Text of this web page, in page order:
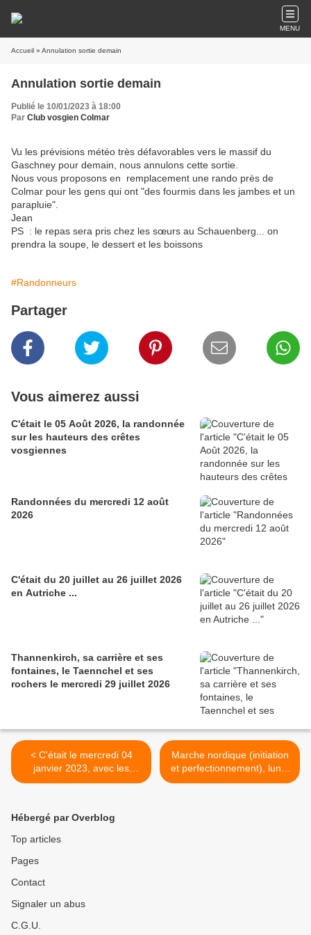
MENU
Accueil » Annulation sortie demain
Annulation sortie demain
Publié le 10/01/2023 à 18:00
Par Club vosgien Colmar
Vu les prévisions météo très défavorables vers le massif du
Gaschney pour demain, nous annulons cette sortie.
Nous vous proposons en remplacement une rando près de
Colmar pour les gens qui ont "des fourmis dans les jambes et un
parapluie".
Jean
PS : le repas sera pris chez les sœurs au Schauenberg... on
prendra la soupe, le dessert et les boissons
#Randonneurs
Partager
Vous aimerez aussi
C'était le 05 Août 2026, la randonnée
sur les hauteurs des crêtes
vosgiennes
Randonnées du mercredi 12 août
2026
C'était du 20 juillet au 26 juillet 2026
en Autriche ...
Thannenkirch, sa carrière et ses
fontaines, le Taennchel et ses
rochers le mercredi 29 juillet 2026
< C'était le mercredi 04
janvier 2023, avec les
randonneurs, de Barr au
Marche nordique (initiation
et perfectionnement), lundi
16 janvier 2023 >
Hébergé par Overblog
Top articles
Pages
Contact
Signaler un abus
C.G.U.